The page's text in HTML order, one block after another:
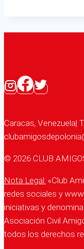
Caracas, Venezuela|
© 2026 CLUB
Nota Legal: «Club
redes sociales y
iniciativas y
Asociación Civil
todos los derechos